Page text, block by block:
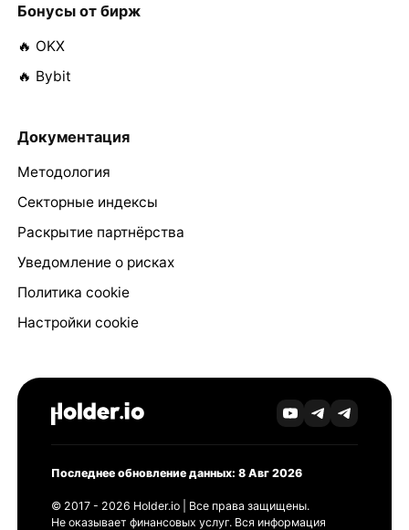
Бонусы от бирж
🔥 OKX
🔥 Bybit
Документация
Методология
Секторные индексы
Раскрытие партнёрства
Уведомление о рисках
Политика cookie
Настройки cookie
Последнее обновление данных: 8 Авг 2026
© 2017 - 2026 Holder.io | Все права защищены.
Не оказывает финансовых услуг. Вся информация